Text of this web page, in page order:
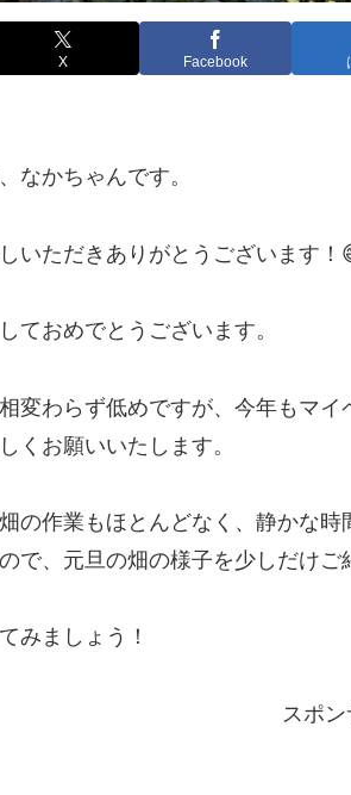
X Facebook
なかちゃんです。
いただきありがとうございます！
ておめでとうございます。
変わらず低めですが、今年もマイ
くお願いいたします。
の作業もほとんどなく、静かな時
で、元旦の畑の様子を少しだけご
みましょう！
スポ